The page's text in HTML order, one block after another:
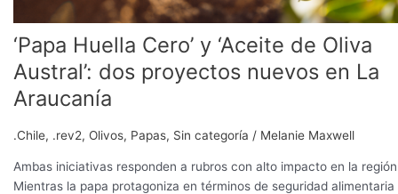
‘Papa Huella Cero’ y ‘Aceite de Oliva
Austral’: dos proyectos nuevos en La
Araucanía
.Chile, .rev2, Olivos, Papas, Sin categoría / Melanie Maxwell
Ambas iniciativas responden a rubros con alto impacto en la
Mientras la papa protagoniza en términos de seguridad alimentaria